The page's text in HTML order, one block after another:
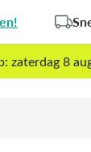
zaterdag 8